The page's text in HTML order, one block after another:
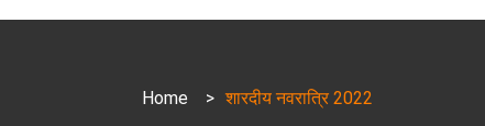
Home > शारदीय नवरात्रि 2022